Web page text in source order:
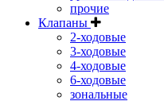
прочие
Клапаны
2-ходовые
3-ходовые
4-ходовые
6-ходовые
зональные